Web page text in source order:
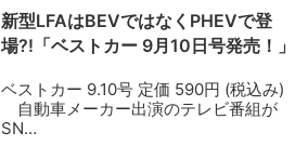
新型LFAはBEVではなくPHEVで登
場?!「ベストカー 9月10日号発売！」
ベストカー 9.10号 定価 590円 (税込み)
自動車メーカー出演のテレビ番組が
SN…